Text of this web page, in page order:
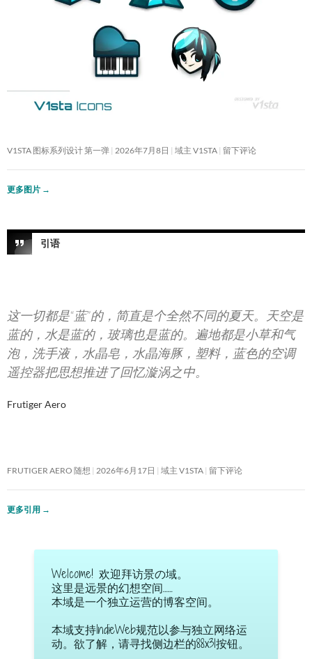
V1STA 图标系列设计 第一弹 2026年7月8日 域主 V1STA 留下评论
更多图片 →
引语
这一切都是“蓝”的，简直是个全然不同的夏天。天空是
蓝的，水是蓝的，玻璃也是蓝的。遍地都是小草和气
泡，洗手液，水晶皂，水晶海豚，塑料，蓝色的空调
遥控器把思想推进了回忆漩涡之中。
Frutiger Aero
FRUTIGER AERO 随想 2026年6月17日 域主 V1STA 留下评论
更多引用 →
Welcome! 欢迎拜访景の域。
这里是远景的幻想空间……
本域是一个独立运营的博客空间。
本域支持IndieWeb规范以参与独立网络运
动。欲了解，请寻找侧边栏的88x31按钮。